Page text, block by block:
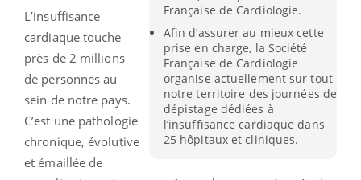
Française de Cardiologie.
Afin d’assurer au mieux cette
prise en charge, la Société
Française de Cardiologie
organise actuellement sur tout
notre territoire des journées de
dépistage dédiées à
l’insuffisance cardiaque dans
25 hôpitaux et cliniques.
L’insuffisance
cardiaque touche
près de 2 millions
de personnes au
sein de notre pays.
C’est une pathologie
chronique, évolutive
et émaillée de